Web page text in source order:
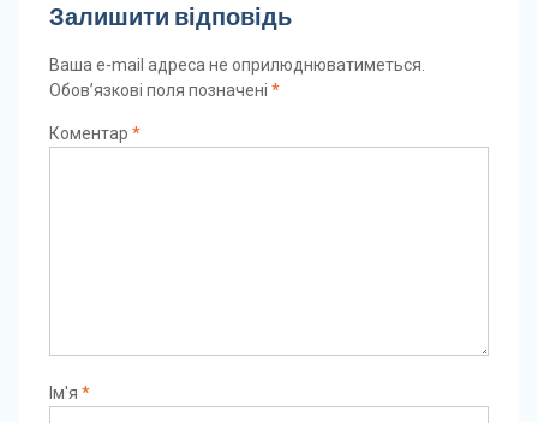
Залишити відповідь
Ваша e-mail адреса не оприлюднюватиметься.
Обов’язкові поля позначені *
Коментар *
Ім'я *